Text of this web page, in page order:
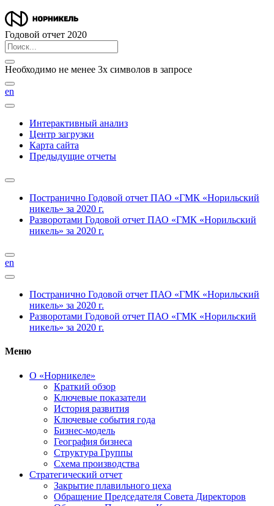
Годовой отчет 2020
Необходимо не менее 3х символов в запросе
en
Интерактивный анализ
Центр загрузки
Карта сайта
Предыдущие отчеты
Постранично Годовой отчет ПАО «ГМК «Норильский
никель» за 2020 г.
Разворотами Годовой отчет ПАО «ГМК «Норильский
никель» за 2020 г.
en
Постранично Годовой отчет ПАО «ГМК «Норильский
никель» за 2020 г.
Разворотами Годовой отчет ПАО «ГМК «Норильский
никель» за 2020 г.
Меню
О «Норникеле»
Краткий обзор
Ключевые показатели
История развития
Ключевые события года
Бизнес-модель
География бизнеса
Структура Группы
Схема производства
Стратегический отчет
Закрытие плавильного цеха
Обращение Председателя Совета Директоров